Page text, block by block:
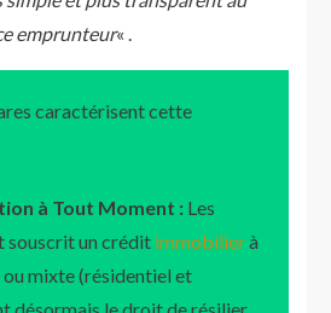
emprunteur« .
caractérisent cette
à Tout Moment : Les
souscrit un crédit immobilierà
mixte (résidentiel et